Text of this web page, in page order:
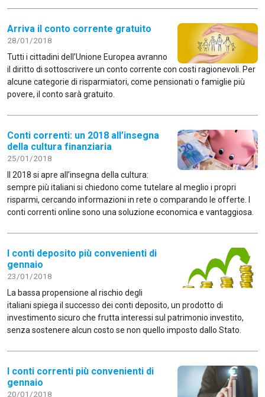
Arriva il conto corrente gratuito
28/01/2018
Tutti i cittadini dell’Unione Europea avranno
il diritto di sottoscrivere un conto corrente con costi ragionevoli. Per
alcune categorie di risparmiatori, come pensionati o famiglie più
povere, il conto sarà gratuito.
Conti correnti: un 2018 all’insegna
della cultura finanziaria
25/01/2018
Il 2018 si apre all’insegna della cultura:
sempre più italiani si chiedono come tutelare al meglio i propri
risparmi, cercando informazioni in rete o comparando le offerte. I
conti correnti online sono una soluzione economica e vantaggiosa.
I conti deposito più convenienti di
gennaio
23/01/2018
La bassa propensione al rischio degli
italiani spiega il successo dei conti deposito, un prodotto di
investimento sicuro che frutta interessi sul patrimonio investito,
senza sostenere alcun costo se non quello imposto dallo Stato.
I conti correnti più convenienti di
gennaio
20/01/2018